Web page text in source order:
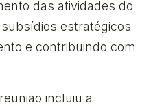
das atividades do
estratégicos
e contribuindo com
incluiu a